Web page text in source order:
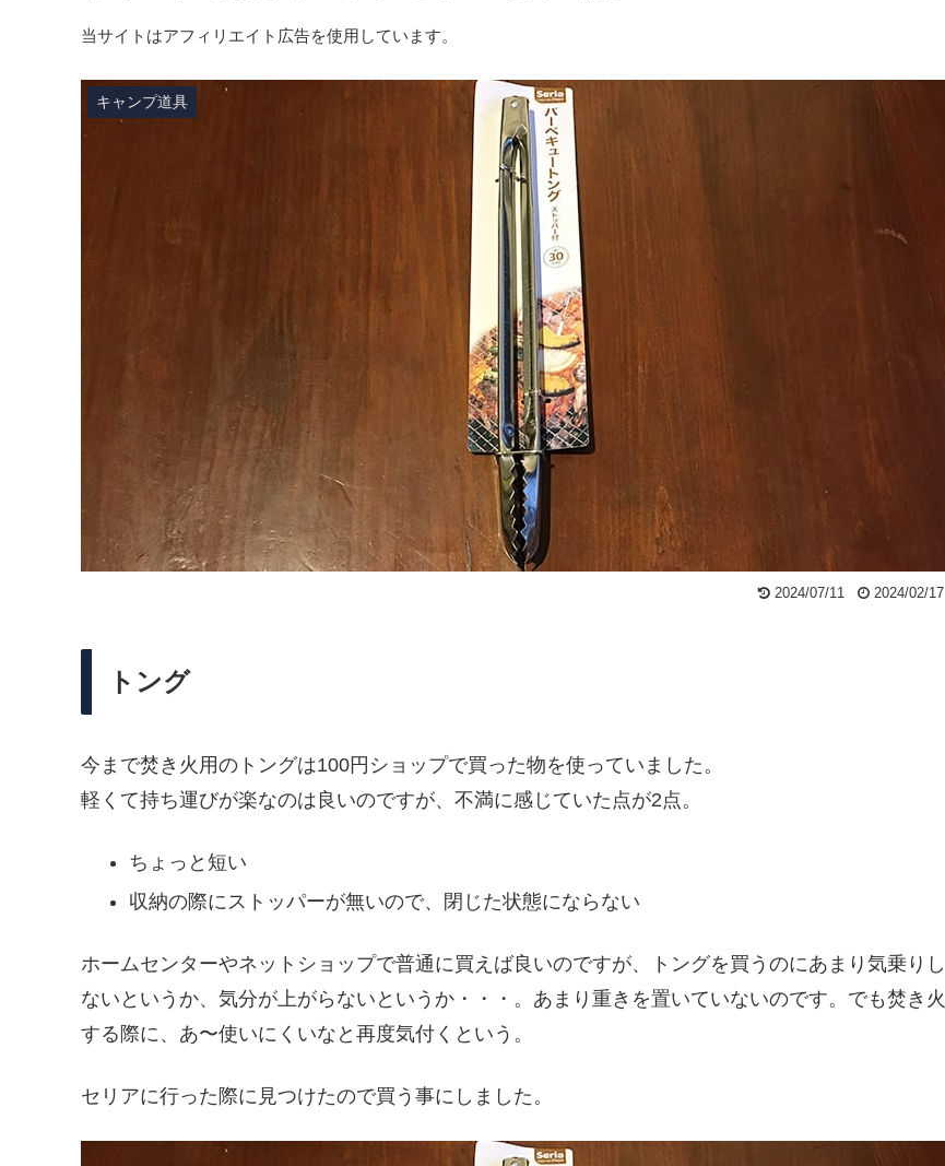
当サイトはアフィリエイト広告を使用しています。
キャンプ道具
2024/07/11 2024/02/17
トング
今まで焚き火用のトングは100円ショップで買った物を使っていました。
軽くて持ち運びが楽なのは良いのですが、不満に感じていた点が2点。
ちょっと短い
収納の際にストッパーが無いので、閉じた状態にならない
ホームセンターやネットショップで普通に買えば良いのですが、トングを買うのにあまり気乗りし
ないというか、気分が上がらないというか・・・。あまり重きを置いていないのです。でも焚き火
する際に、あ〜使いにくいなと再度気付くという。
セリアに行った際に見つけたので買う事にしました。